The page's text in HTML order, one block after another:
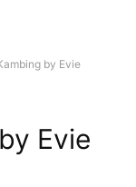
by Evie
Evie